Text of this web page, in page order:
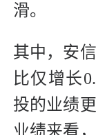
滑。
其中，安
比仅增长
投的业绩
业绩来看